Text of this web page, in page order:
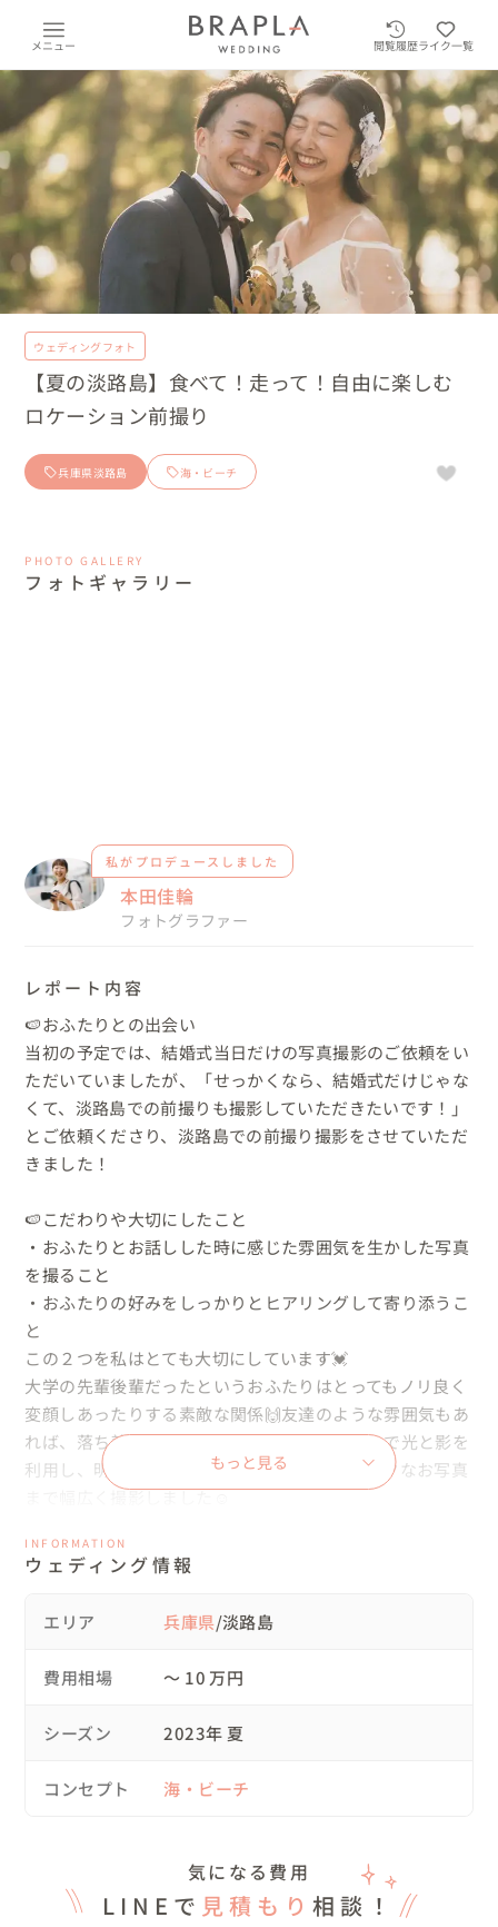
メニュー 閲覧履歴ライク一覧
ウェディングフォト
【夏の淡路島】食べて！走って！自由に楽しむ
ロケーション前撮り
兵庫県淡路島 海・ビーチ
PHOTO GALLERY
フォトギャラリー
私がプロデュースしました
本田佳輪
フォトグラファー
レポート内容
🍉おふたりとの出会い
当初の予定では、結婚式当日だけの写真撮影のご依頼をい
ただいていましたが、「せっかくなら、結婚式だけじゃな
くて、淡路島での前撮りも撮影していただきたいです！」
とご依頼くださり、淡路島での前撮り撮影をさせていただ
きました！
🍉こだわりや大切にしたこと
・おふたりとお話しした時に感じた雰囲気を生かした写真
を撮ること
・おふたりの好みをしっかりとヒアリングして寄り添うこ
と
この２つを私はとても大切にしています💓
大学の先輩後輩だったというおふたりはとってもノリ良く
変顔しあったりする素敵な関係🙌友達のような雰囲気もあ
れば、落ち着いた大人の雰囲気もありましたので光と影を
利用し、明るく元気なお写真からロマンティックなお写真
まで幅広く撮影しました☺️
できるように楽しい雰囲気づくりを心がけました！
衣裳・ブーケ等は全てお二人がご準備されました！
ご希望の方はお気軽におっしゃってください✨
🍉タイムスケジュール
13:30 淡路島到着✨まずは腹ごしらえでご飯を一緒に🍴
18:30 浜辺に移動して撮影🐳
19:00 撮影終了✨
もっと見る
INFORMATION
ウェディング情報
エリア 兵庫県/淡路島
費用相場 〜 10 万円
シーズン 2023年 夏
コンセプト 海・ビーチ
気になる費用
LINEで 見積もり 相談！